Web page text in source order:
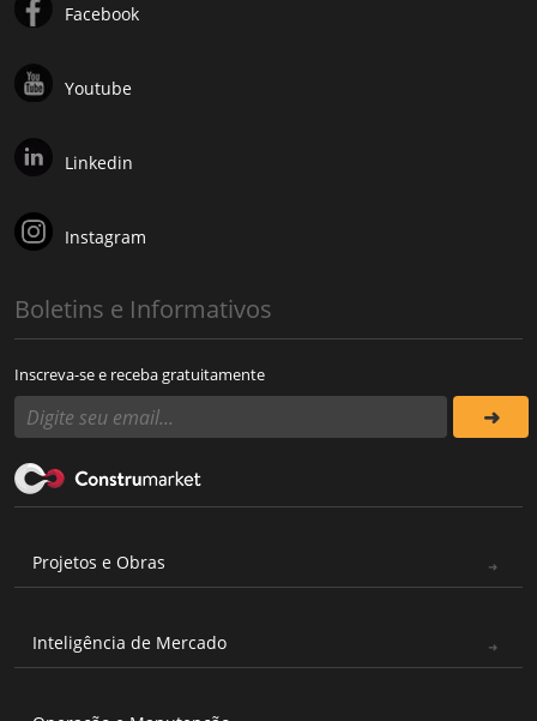
Facebook
Youtube
Linkedin
Instagram
Boletins e Informativos
Inscreva-se e receba gratuitamente
Projetos e Obras
Inteligência de Mercado